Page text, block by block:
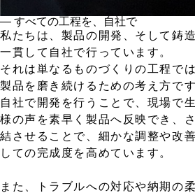
― すべての工程を、自社で
私たちは、製品の開発、そして鋳
一貫して自社で行っています。
それは単なるものづくりの工程で
製品を磨き続けるための考え方です
自社で開発を行うことで、現場で
様の声を素早く製品へ反映でき、
結させることで、細かな調整や改
しての完成度を高めています。
また、トラブルへの対応や納期の